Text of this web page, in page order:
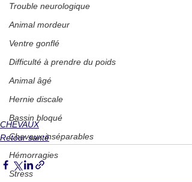
Trouble neurologique
Animal mordeur
Ventre gonflé
Difficulté à prendre du poids
Animal âgé
Hernie discale
Bassin bloqué
Chevaux inséparables
Hémorragies
Stress
CHEVAUX
Retour santé